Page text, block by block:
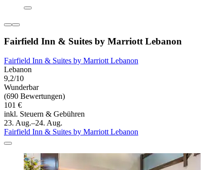
Fairfield Inn & Suites by Marriott Lebanon
Fairfield Inn & Suites by Marriott Lebanon
Lebanon
9,2/10
Wunderbar
(690 Bewertungen)
101 €
inkl. Steuern & Gebühren
23. Aug.–24. Aug.
Fairfield Inn & Suites by Marriott Lebanon